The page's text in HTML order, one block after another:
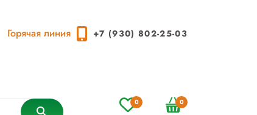
Горячая линия +7 (930) 802-25-03
0 0